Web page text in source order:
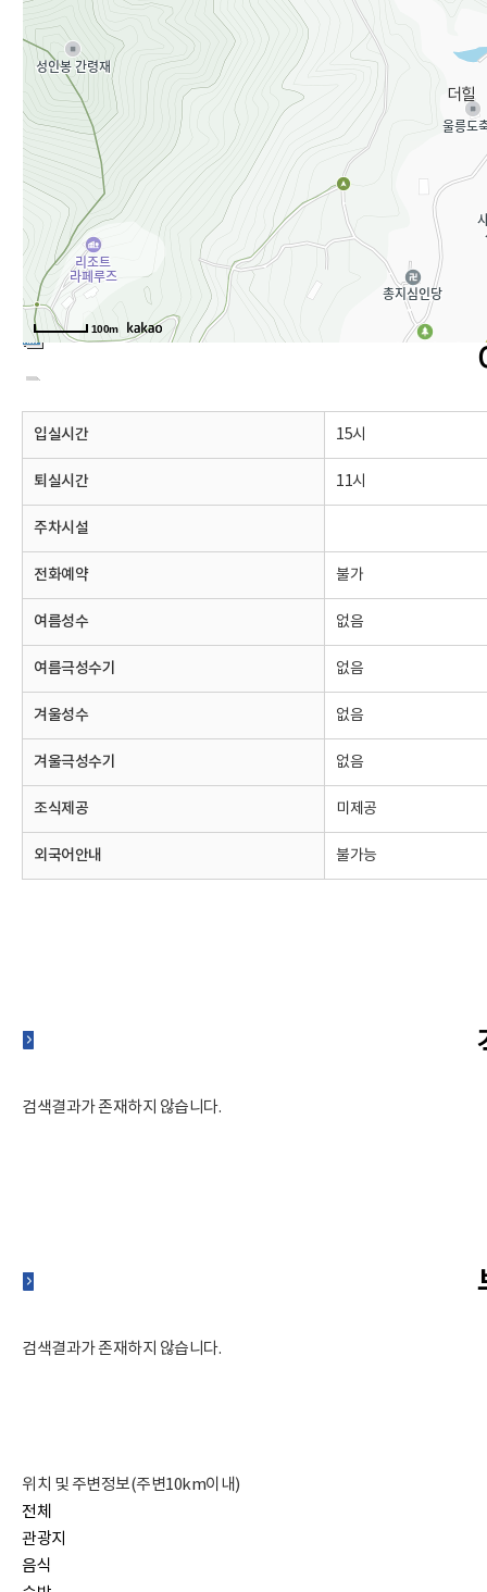
더힐
100m
입실시간 15시
퇴실시간 11시
주차시설
전화예약 불가
여름성수 없음
여름극성수기 없음
겨울성수 없음
겨울극성수기 없음
조식제공 미제공
외국어안내 불가능
검색결과가 존재하지 않습니다.
검색결과가 존재하지 않습니다.
위치 및 주변정보(주변10km이내)
전체
관광지
음식